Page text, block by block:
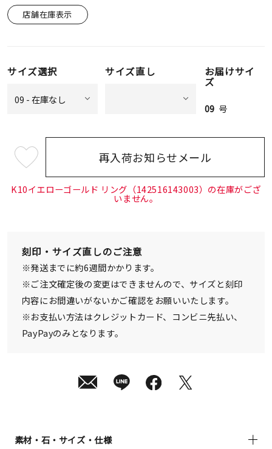
店舗在庫表示
サイズ選択 サイズ直し お届けサイ
ズ
09 号
¥59,400 (tax
in)
再入荷お知らせメール
K10イエローゴールド リング（142516143003）の在庫がござ
いません。
刻印・サイズ直しのご注意
※発送までに約6週間かかります。
※ご注文確定後の変更はできませんので、サイズと刻印
内容にお間違いがないかご確認をお願いいたします。
※お支払い方法はクレジットカード、コンビニ先払い、
PayPayのみとなります。
素材・石・サイズ・仕様